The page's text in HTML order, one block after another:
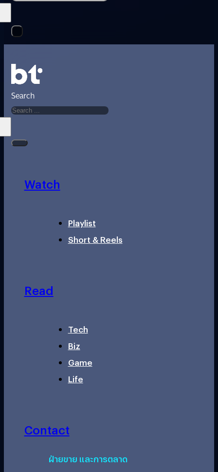
Search
Watch
Playlist
Short & Reels
Read
Tech
Biz
Game
Life
Contact
ฝ่ายขาย และการตลาด